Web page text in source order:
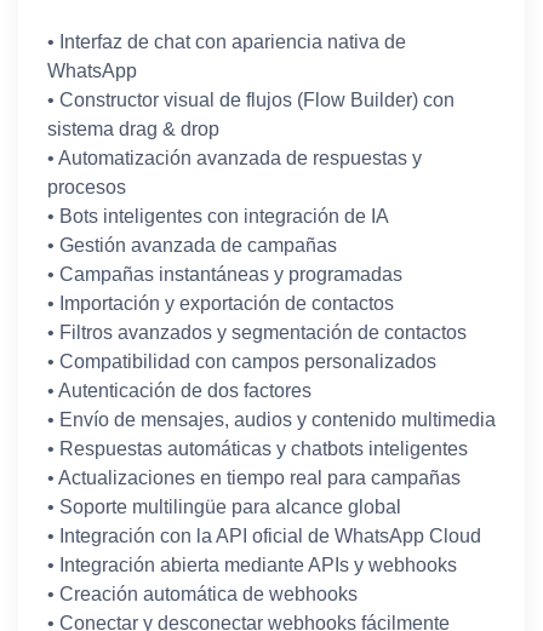
• Interfaz de chat con apariencia nativa de
WhatsApp
• Constructor visual de flujos (Flow Builder) con
sistema drag & drop
• Automatización avanzada de respuestas y
procesos
• Bots inteligentes con integración de IA
• Gestión avanzada de campañas
• Campañas instantáneas y programadas
• Importación y exportación de contactos
• Filtros avanzados y segmentación de contactos
• Compatibilidad con campos personalizados
• Autenticación de dos factores
• Envío de mensajes, audios y contenido multimedia
• Respuestas automáticas y chatbots inteligentes
• Actualizaciones en tiempo real para campañas
• Soporte multilingüe para alcance global
• Integración con la API oficial de WhatsApp Cloud
• Integración abierta mediante APIs y webhooks
• Creación automática de webhooks
• Conectar y desconectar webhooks fácilmente